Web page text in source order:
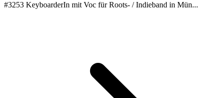
#3253 KeyboarderIn mit Voc für Roots- / Indieband in Mün...